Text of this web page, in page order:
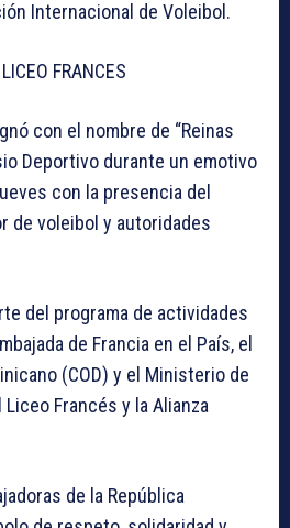
Internacional de Voleibol.
FRANCES
con el nombre de “Reinas
Deportivo durante un emotivo
con la presencia del
de voleibol y autoridades
del programa de actividades
de Francia en el País, el
(COD) y el Ministerio de
Francés y la Alianza
de la República